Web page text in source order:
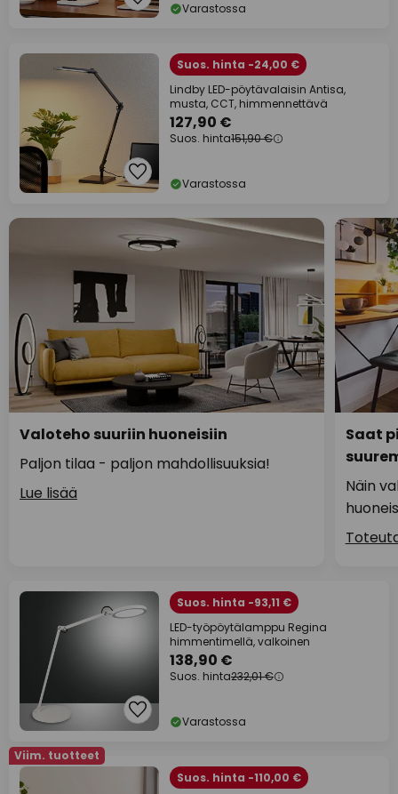
Varastossa
Suos. hinta -24,00 €
Lindby LED-pöytävalaisin Antisa,
musta, CCT, himmennettävä
127,90 €
Suos. hinta151,90 €
Varastossa
Valoteho suuriin huoneisiin
Paljon tilaa - paljon mahdollisuuksia!
Lue lisää
Saat
Näin
Suos. hinta -93,11 €
LED-työpöytälamppu Regina
himmentimellä, valkoinen
138,90 €
Suos. hinta232,01 €
Varastossa
Viim. tuotteet
Suos. hinta -110,00 €